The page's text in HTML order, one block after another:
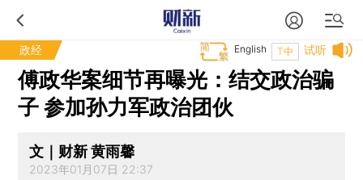
政经 试听
T中
English
傅政华案细节再曝光：结交政治骗
子 参加孙力军政治团伙
文｜财新 黄雨馨
2023年01月07日 22:37